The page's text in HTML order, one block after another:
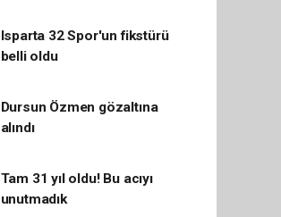
Isparta 32 Spor'un fikstürü
belli oldu
Dursun Özmen gözaltına
alındı
Tam 31 yıl oldu! Bu acıyı
unutmadık